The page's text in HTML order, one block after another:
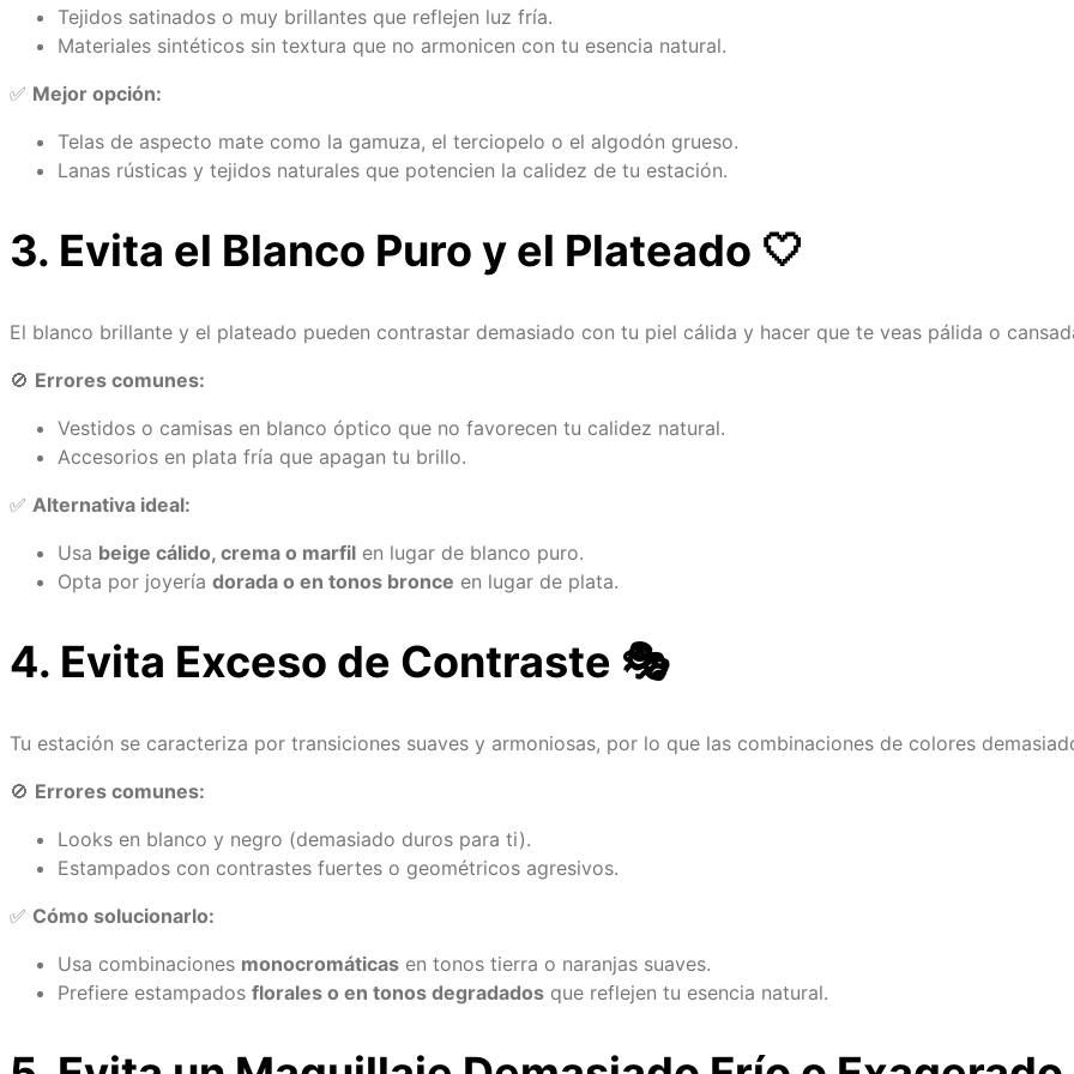
Tejidos satinados o muy brillantes que reflejen luz fría.
Materiales sintéticos sin textura que no armonicen con tu esencia natural.
✅ Mejor opción:
Telas de aspecto mate como la gamuza, el terciopelo o el algodón grueso.
Lanas rústicas y tejidos naturales que potencien la calidez de tu estación.
3. Evita el Blanco Puro y el Plateado 🤍
El blanco brillante y el plateado pueden contrastar demasiado con tu piel cálida y hacer que te veas pálida o
🚫 Errores comunes:
Vestidos o camisas en blanco óptico que no favorecen tu calidez natural.
Accesorios en plata fría que apagan tu brillo.
✅ Alternativa ideal:
Usa beige cálido, crema o marfil en lugar de blanco puro.
Opta por joyería dorada o en tonos bronce en lugar de plata.
4. Evita Exceso de Contraste 🎭
Tu estación se caracteriza por transiciones suaves y armoniosas, por lo que las combinaciones de colores
🚫 Errores comunes:
Looks en blanco y negro (demasiado duros para ti).
Estampados con contrastes fuertes o geométricos agresivos.
✅ Cómo solucionarlo:
Usa combinaciones monocromáticas en tonos tierra o naranjas suaves.
Prefiere estampados florales o en tonos degradados que reflejen tu esencia natural.